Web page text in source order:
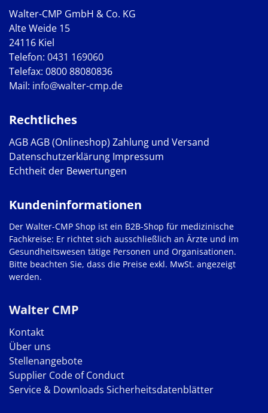
Walter-CMP GmbH & Co. KG
Alte Weide 15
24116 Kiel
Telefon: 0431 169060
Telefax: 0800 88080836
Mail: info@walter-cmp.de
Rechtliches
AGBAGB (Onlineshop) Zahlung und Versand
Datenschutzerklärung Impressum
Echtheit der Bewertungen
Walter CMP
Kontakt
Über uns
Stellenangebote
Supplier Code of Conduct
Service & Downloads Sicherheitsdatenblätter
Kundeninformationen
Der Walter-CMP Shop ist ein B2B-Shop für medizinische
Fachkreise: Er richtet sich ausschließlich an Ärzte und im
Gesundheitswesen tätige Personen und Organisationen.
Bitte beachten Sie, dass die Preise exkl. MwSt. angezeigt
werden.